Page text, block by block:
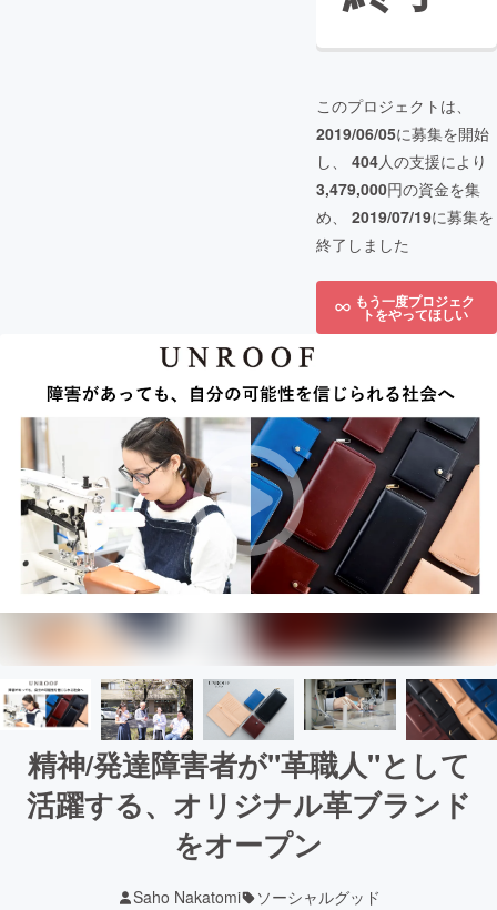
このプロジェクトは、
2019/06/05に募集を開始
し、 404人の支援により
3,479,000円の資金を集
め、 2019/07/19に募集を
終了しました
もう一度プロジェク
トをやってほしい
精神/発達障害者が"革職人"として
活躍する、オリジナル革ブランド
をオープン
Saho Nakatomi ソーシャルグッド